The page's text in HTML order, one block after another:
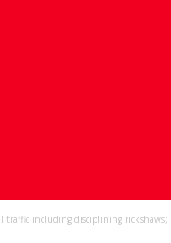
traffic including disciplining rickshaws;